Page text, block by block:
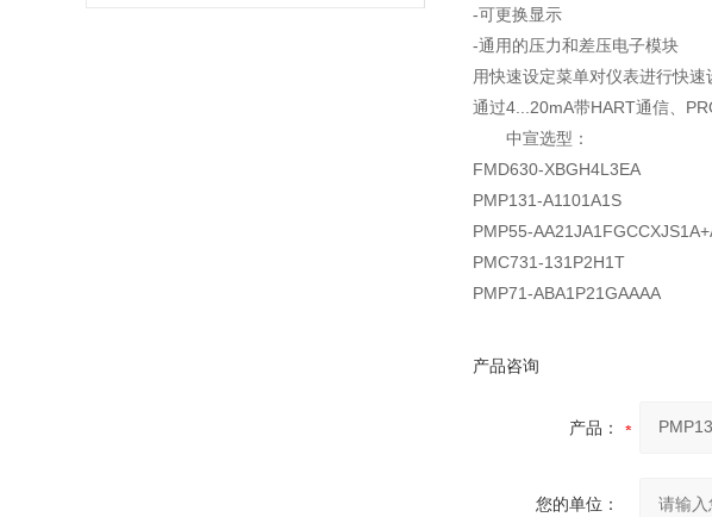
-可更换显示
-通用的压力和差压电子模块
用快速设定菜单对仪表进行快速
通过4...20mA带HART通信、
中宣选型：
FMD630-XBGH4L3EA
PMP131-A1101A1S
PMP55-
PMC731-131P2H1T
PMP71-ABA1P21GAAAA
产品咨询
产品：
您的单位：